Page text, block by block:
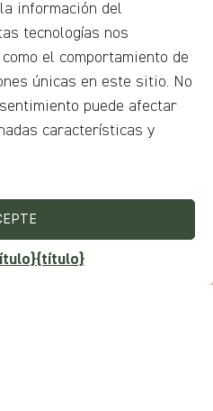
información del
tecnologías nos
el comportamiento de
únicas en este sitio. No
puede afectar
características y
{título}